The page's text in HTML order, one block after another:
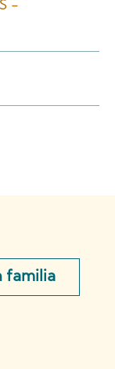
-
familia